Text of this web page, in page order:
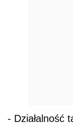
- Działalność